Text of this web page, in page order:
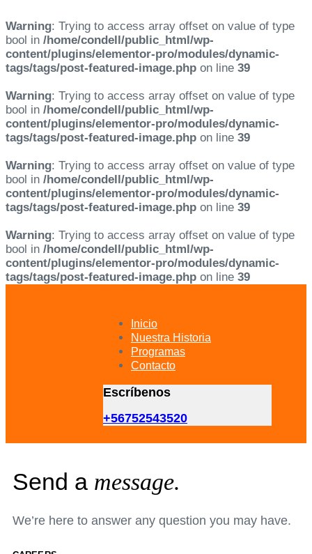
Warning: Trying to access array offset on value of type
bool in /home/condell/public_html/wp-
content/plugins/elementor-pro/modules/dynamic-
tags/tags/post-featured-image.php on line 39
Warning: Trying to access array offset on value of type
bool in /home/condell/public_html/wp-
content/plugins/elementor-pro/modules/dynamic-
tags/tags/post-featured-image.php on line 39
Warning: Trying to access array offset on value of type
bool in /home/condell/public_html/wp-
content/plugins/elementor-pro/modules/dynamic-
tags/tags/post-featured-image.php on line 39
Warning: Trying to access array offset on value of type
bool in /home/condell/public_html/wp-
content/plugins/elementor-pro/modules/dynamic-
tags/tags/post-featured-image.php on line 39
Inicio
Nuestra Historia
Programas
Contacto
Escríbenos
+56752543520
Send a message.
We’re here to answer any question you may have.